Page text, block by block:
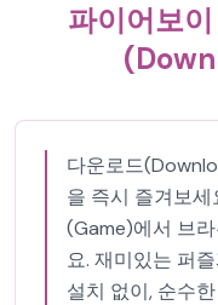
파이어보
다운로드
을 즉시 즐겨보
(Game)에서 브
요. 재미있는 퍼
설치 없이, 순수